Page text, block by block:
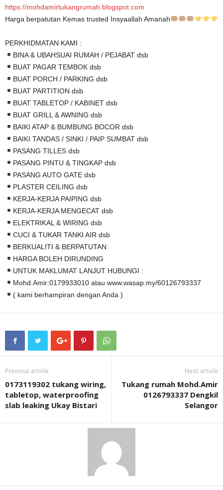
https://mohdamirtukangrumah.blogspot.com
Harga berpatutan Kemas trusted Insyaallah Amanah
PERKHIDMATAN KAMI :
BINA & UBAHSUAI RUMAH / PEJABAT dsb
BUAT PAGAR TEMBOK dsb
BUAT PORCH / PARKING dsb
BUAT PARTITION dsb
BUAT TABLETOP / KABINET dsb
BUAT GRILL & AWNING dsb
BAIKI ATAP & BUMBUNG BOCOR dsb
BAIKI TANDAS / SINKI / PAIP SUMBAT dsb
PASANG TILLES dsb
PASANG PINTU & TINGKAP dsb
PASANG AUTO GATE dsb
PLASTER CEILING dsb
KERJA-KERJA PAIPING dsb
KERJA-KERJA MENGECAT dsb
ELEKTRIKAL & WIRING dsb
CUCI & TUKAR TANKI AIR dsb
BERKUALITI & BERPATUTAN
HARGA BOLEH DIRUNDING
UNTUK MAKLUMAT LANJUT HUBUNGI :
Mohd.Amir:0179933010 atau www.wasap.my/60126793337
( kami berhampiran dengan Anda )
Previous article
0173119302 tukang wiring,
tabletop, waterproofing
slab leaking Ukay Bistari
Next article
Tukang rumah Mohd.Amir
0126793337 Dengkil
Selangor